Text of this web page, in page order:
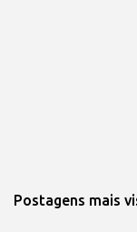
Postagens mais